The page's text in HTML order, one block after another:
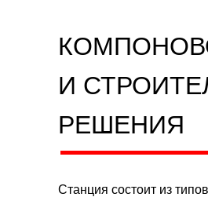
Станция состоит из
И
РЕШЕНИЯ